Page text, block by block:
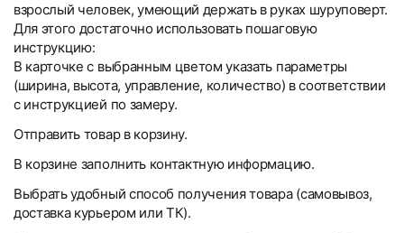
взрослый человек, умеющий держать в руках шуруповерт.
Для этого достаточно использовать пошаговую
инструкцию:
В карточке с выбранным цветом указать параметры
(ширина, высота, управление, количество) в соответствии
с инструкцией по замеру.
Отправить товар в корзину.
В корзине заполнить контактную информацию.
Выбрать удобный способ получения товара (самовывоз,
доставка курьером или ТК).